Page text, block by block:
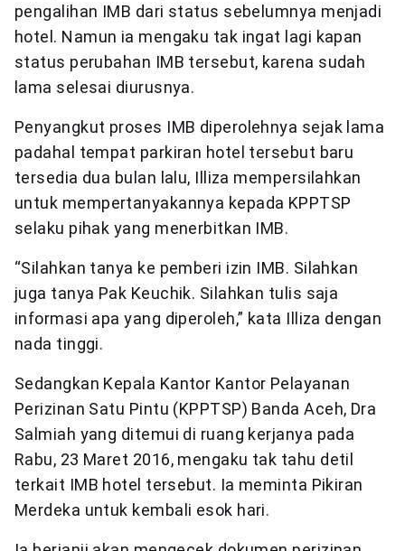
pengalihan IMB dari status sebelumnya menjadi
hotel. Namun ia mengaku tak ingat lagi kapan
status perubahan IMB tersebut, karena sudah
lama selesai diurusnya.
Penyangkut proses IMB diperolehnya sejak lama
padahal tempat parkiran hotel tersebut baru
tersedia dua bulan lalu, Illiza mempersilahkan
untuk mempertanyakannya kepada KPPTSP
selaku pihak yang menerbitkan IMB.
“Silahkan tanya ke pemberi izin IMB. Silahkan
juga tanya Pak Keuchik. Silahkan tulis saja
informasi apa yang diperoleh,” kata Illiza dengan
nada tinggi.
Sedangkan Kepala Kantor Kantor Pelayanan
Perizinan Satu Pintu (KPPTSP) Banda Aceh, Dra
Salmiah yang ditemui di ruang kerjanya pada
Rabu, 23 Maret 2016, mengaku tak tahu detil
terkait IMB hotel tersebut. Ia meminta Pikiran
Merdeka untuk kembali esok hari.